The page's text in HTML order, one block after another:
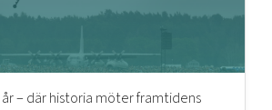
– där historia möter framtidens